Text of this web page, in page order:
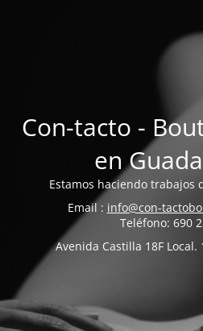
Con-tacto -
en
Estamos haciendo trabajos
Email : info@con-
Teléfono: 690
Avenida Castilla 18F Local.